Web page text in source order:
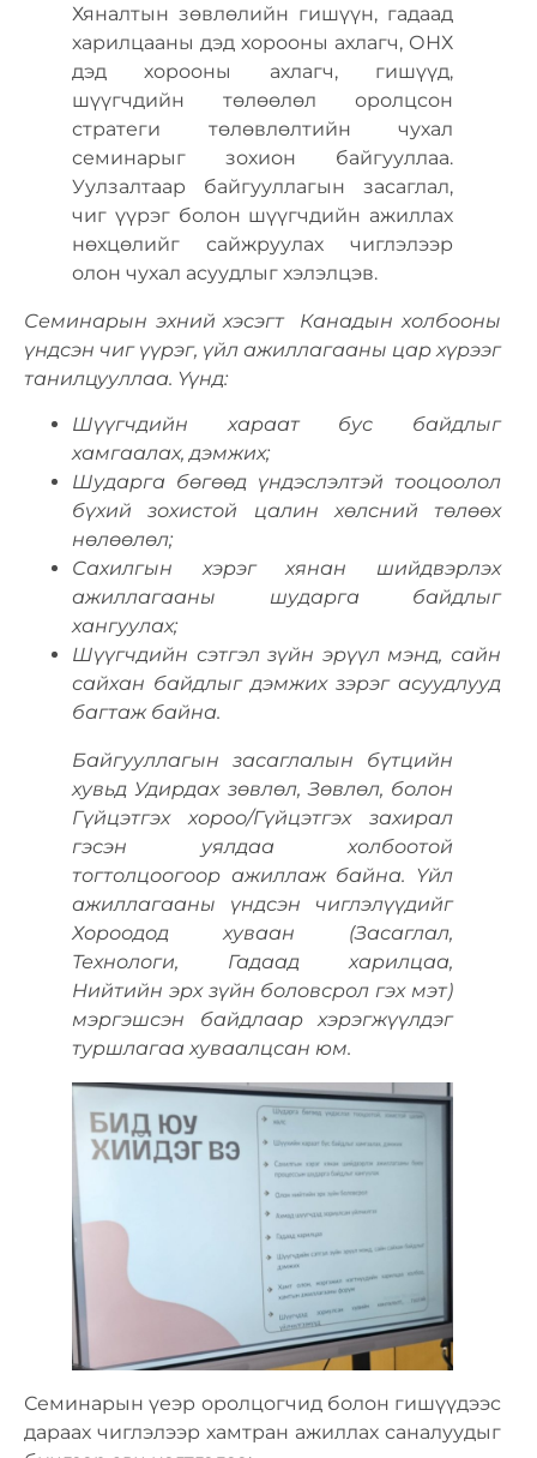
Хяналтын зөвлөлийн гишүүн, гадаад
харилцааны дэд хорооны ахлагч, ОНХ
дэд хорооны ахлагч, гишүүд,
шүүгчдийн төлөөлөл оролцсон
стратеги төлөвлөлтийн чухал
семинарыг зохион байгууллаа.
Уулзалтаар байгууллагын засаглал,
чиг үүрэг болон шүүгчдийн ажиллах
нөхцөлийг сайжруулах чиглэлээр
олон чухал асуудлыг хэлэлцэв.
Семинарын эхний хэсэгт Канадын холбооны
үндсэн чиг үүрэг, үйл ажиллагааны цар хүрээг
танилцууллаа. Үүнд:
Шүүгчдийн хараат бус байдлыг
хамгаалах, дэмжих;
Шударга бөгөөд үндэслэлтэй тооцоолол
бүхий зохистой цалин хөлсний төлөөх
нөлөөлөл;
Сахилгын хэрэг хянан шийдвэрлэх
ажиллагааны шударга байдлыг
хангуулах;
Шүүгчдийн сэтгэл зүйн эрүүл мэнд, сайн
сайхан байдлыг дэмжих зэрэг асуудлууд
багтаж байна.
Байгууллагын засаглалын бүтцийн
хувьд Удирдах зөвлөл, Зөвлөл, болон
Гүйцэтгэх хороо/Гүйцэтгэх захирал
гэсэн уялдаа холбоотой
тогтолцоогоор ажиллаж байна. Үйл
ажиллагааны үндсэн чиглэлүүдийг
Хороодод хуваан (Засаглал,
Технологи, Гадаад харилцаа,
Нийтийн эрх зүйн боловсрол гэх мэт)
мэргэшсэн байдлаар хэрэгжүүлдэг
туршлагаа хуваалцсан юм.
Семинарын үеэр оролцогчид болон гишүүдээс
дараах чиглэлээр хамтран ажиллах саналуудыг